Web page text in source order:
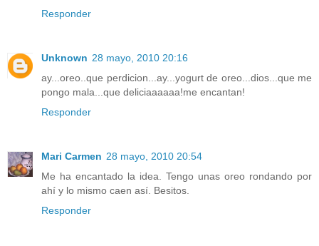
Responder
Unknown 28 mayo, 2010 20:16
ay...oreo..que perdicion...ay...yogurt de oreo...dios...que me
pongo mala...que deliciaaaaaa!me encantan!
Responder
Mari Carmen 28 mayo, 2010 20:54
Me ha encantado la idea. Tengo unas oreo rondando por
ahí y lo mismo caen así. Besitos.
Responder